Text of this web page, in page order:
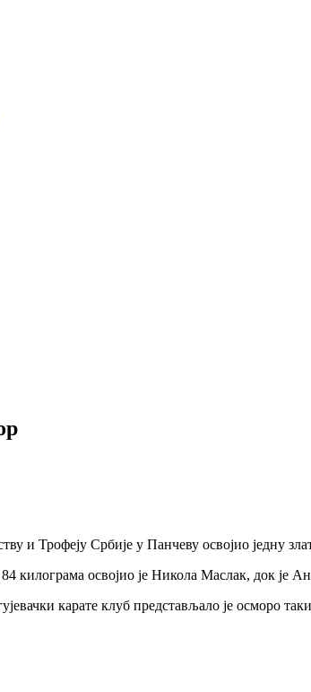
и Трофеју Србије у Панчеву освојио једну
килограма освојио је Никола Маслак, док је
карате клуб представљало је осморо